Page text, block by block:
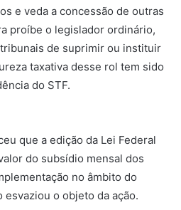
e veda a concessão de outras
proíbe o legislador ordinário,
de suprimir ou instituir
taxativa desse rol tem sido
do STF.
que a edição da Lei Federal
do subsídio mensal dos
no âmbito do
o objeto da ação.